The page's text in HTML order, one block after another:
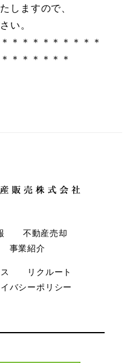
しますので、
い。
＊＊＊＊＊＊＊＊＊
＊＊＊＊＊＊
不動産売却
事業紹介
リクルート
バシーポリシー